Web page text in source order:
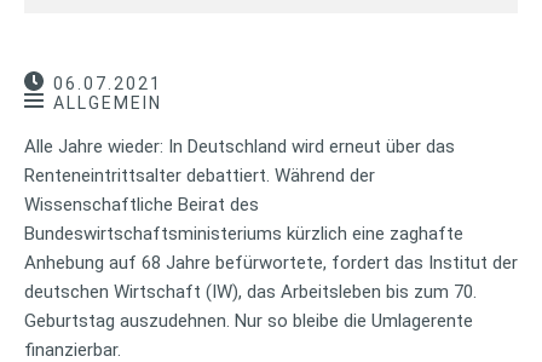
06.07.2021
ALLGEMEIN
Alle Jahre wieder: In Deutschland wird erneut über das
Renteneintrittsalter debattiert. Während der
Wissenschaftliche Beirat des
Bundeswirtschaftsministeriums kürzlich eine zaghafte
Anhebung auf 68 Jahre befürwortete, fordert das Institut der
deutschen Wirtschaft (IW), das Arbeitsleben bis zum 70.
Geburtstag auszudehnen. Nur so bleibe die Umlagerente
finanzierbar.